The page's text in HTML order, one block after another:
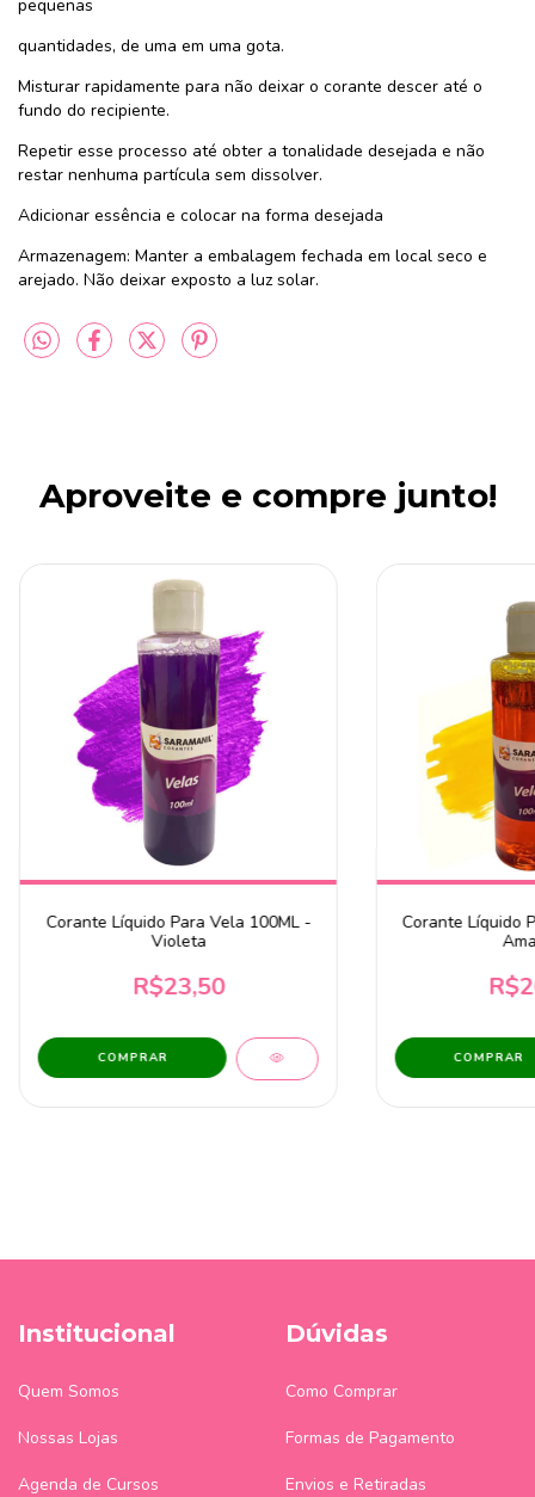
pequenas
quantidades, de uma em uma gota.
Misturar rapidamente para não deixar o corante descer até o
fundo do recipiente.
Repetir esse processo até obter a tonalidade desejada e não
restar nenhuma partícula sem dissolver.
Adicionar essência e colocar na forma desejada
Armazenagem: Manter a embalagem fechada em local seco e
arejado. Não deixar exposto a luz solar.
Aproveite e compre junto!
Corante Líquido Para Vela 100ML -
Violeta
R$23,50
Corante Líquido
Institucional
Quem Somos
Nossas Lojas
Agenda de Cursos
Dúvidas
Como Comprar
Formas de Pagamento
Envios e Retiradas